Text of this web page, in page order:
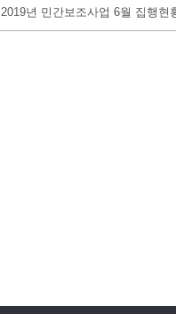
2019년 민간보조사업 6월 집행현